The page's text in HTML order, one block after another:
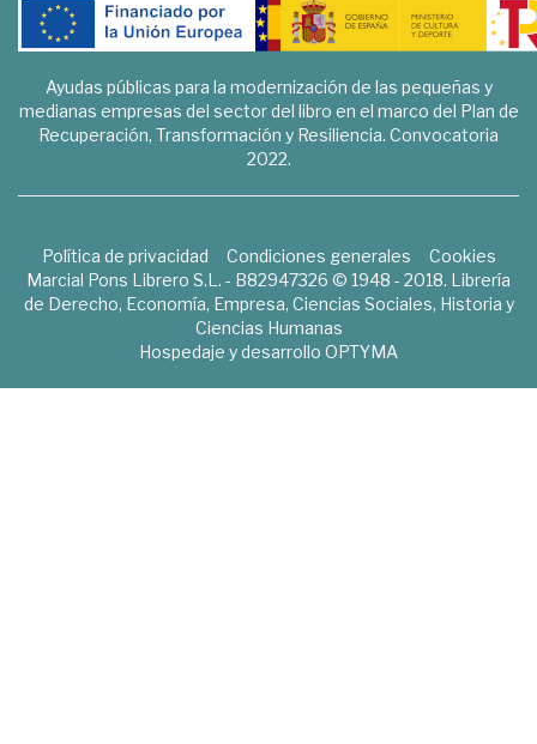
Ayudas públicas para la modernización de las pequeñas y
medianas empresas del sector del libro en el marco del Plan de
Recuperación, Transformación y Resiliencia. Convocatoria
2022.
Política de privacidad Condiciones generales
Cookies
Marcial Pons Librero S.L. - B82947326 © 1948 - 2018. Librería
de Derecho, Economía, Empresa, Ciencias Sociales, Historia y
Ciencias Humanas
Hospedaje y desarrollo OPTYMA